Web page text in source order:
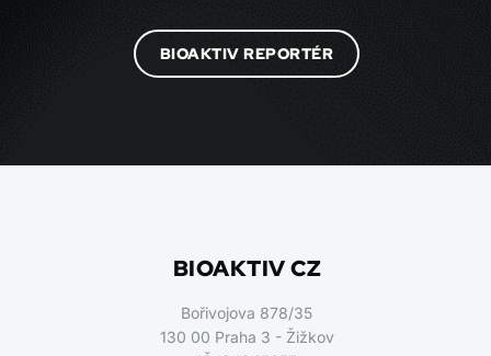
BIOAKTIV REPORTÉR
BIOAKTIV CZ
Bořivojova 878/35
130 00 Praha 3 - Žižkov